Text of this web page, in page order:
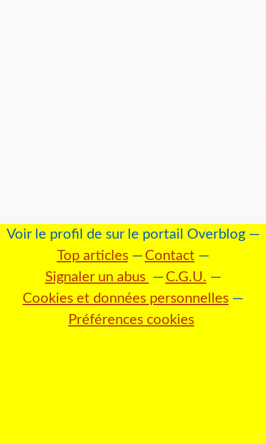
Voir le profil de sur le portail Overblog
Top articles
Contact
Signaler un abus
C.G.U.
Cookies et données personnelles
Préférences cookies